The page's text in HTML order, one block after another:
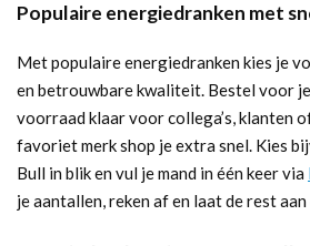
Populaire energiedranken met
Met populaire energiedranken kies je
en betrouwbare kwaliteit. Bestel voor
voorraad klaar voor collega’s, klanten
favoriet merk shop je extra snel. Kies
Bull in blik en vul je mand in één keer via
je aantallen, reken af en laat de rest